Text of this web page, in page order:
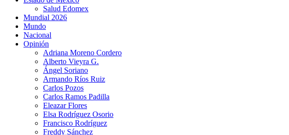
Salud Edomex
Mundial 2026
Mundo
Nacional
Opinión
Adriana Moreno Cordero
Alberto Vieyra G.
Ángel Soriano
Armando Ríos Ruiz
Carlos Pozos
Carlos Ramos Padilla
Eleazar Flores
Elsa Rodríguez Osorio
Francisco Rodríguez
Freddy Sánchez